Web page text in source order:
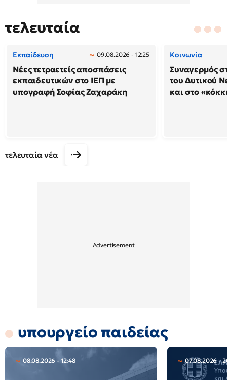
τελευταία
Εκπαίδευση 09.08.2026 - 12:25
Νέες τετραετείς αποσπάσεις
εκπαιδευτικών στο ΙΕΠ με
υπογραφή Σοφίας Ζαχαράκη
Κοινωνία
Συναγερμός
του Δυτικού
και στο
τελευταία νέα
υπουργείο παιδείας
08.08.2026 - 12:48 07.08.2026 -